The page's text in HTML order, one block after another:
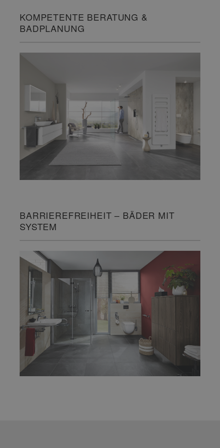
KOMPETENTE BERATUNG &
BADPLANUNG
BARRIEREFREIHEIT – BÄDER MIT
SYSTEM